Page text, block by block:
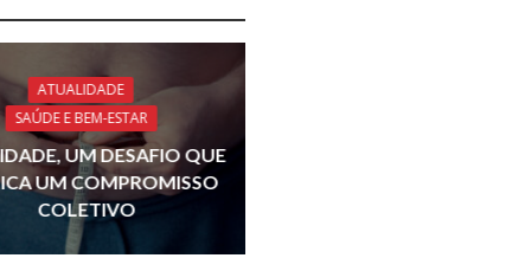
ATUALIDADE
SAÚDE E BEM-ESTAR
UM DESAFIO QUE
UM COMPROMISSO
COLETIVO